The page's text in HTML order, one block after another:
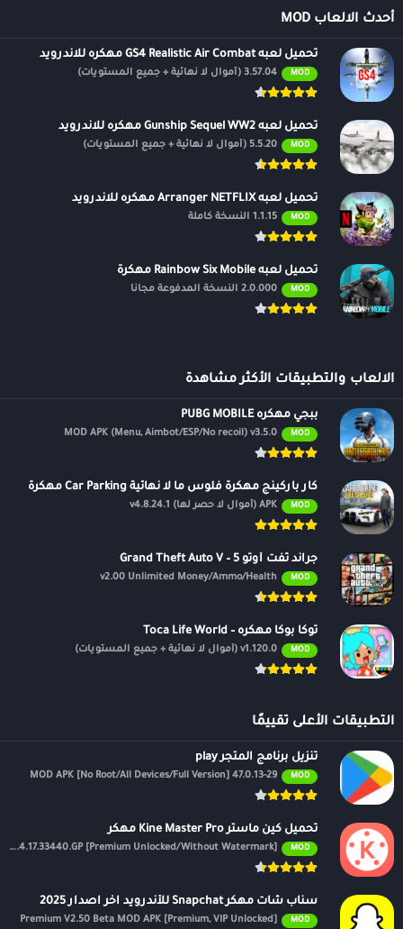
أحدث الالعاب MOD
تحميل لعبه GS4 Realistic Air Combat مهكره للاندرويد
MOD 3.57.04 (أموال لا نهائية + جميع المستويات)
تحميل لعبه Gunship Sequel WW2 مهكره للاندرويد
MOD 5.5.20 (أموال لا نهائية + جميع المستويات)
تحميل لعبه Arranger NETFLIX مهكره للاندرويد
MOD 1.1.15 النسخة كاملة
تحميل لعبه Rainbow Six Mobile مهكرة
MOD 2.0.000 النسخة المدفوعة مجانًا
الالعاب والتطبيقات الأكثر مشاهدة
ببجي مهكره PUBG MOBILE
MOD
MOD APK (Menu, Aimbot/ESP/No recoil) v3.5.0
كار باركينج مهكرة فلوس ما لا نهائية Car Parking مهكرة
MOD APK (أموال لا حصر لها) v4.8.24.1
جراند ثفت أوتو 5 – Grand Theft Auto V
MOD
v2.00 Unlimited Money/Ammo/Health
توكا بوكا مهكره – Toca Life World
MOD v1.120.0 (أموال لا نهائية + جميع المستويات)
التطبيقات الأعلى تقييمًا
تنزيل برنامج المتجر play
MOD
47.0.13-29 MOD APK [No Root/All Devices/Full Version]
تحميل كين ماستر Kine Master Pro مهكر
MOD
APK v7.4.17.33440.GP [Premium Unlocked/Without Watermark]
سناب شات مهكر Snapchat للأندرويد اخر اصدار 2025
MOD
Premium V2.50 Beta MOD APK [Premium, VIP Unlocked]